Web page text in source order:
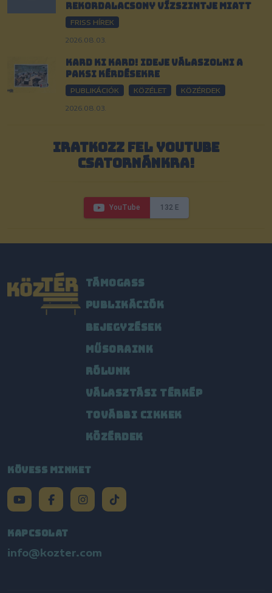
rekordalacsony vízszintje miatt
FRISS HÍREK
2026.08.03.
Kard ki kard! Ideje válaszolni a
paksi kérdésekre
PUBLIKÁCIÓK KÖZÉLET KÖZÉRDEK
2026.08.03.
IRATKOZZ FEL YOUTUBE
CSATORNÁNKRA!
YouTube 132 E
TÁMOGASS
PUBLIKÁCIÓK
BEJEGYZÉSEK
MŰSORAINK
RÓLUNK
VÁLASZTÁSI TÉRKÉP
TOVÁBBI CIKKEK
KÖZÉRDEK
KÖVESS MINKET
KAPCSOLAT
info@kozter.com